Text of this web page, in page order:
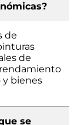
de
de
bienes
se